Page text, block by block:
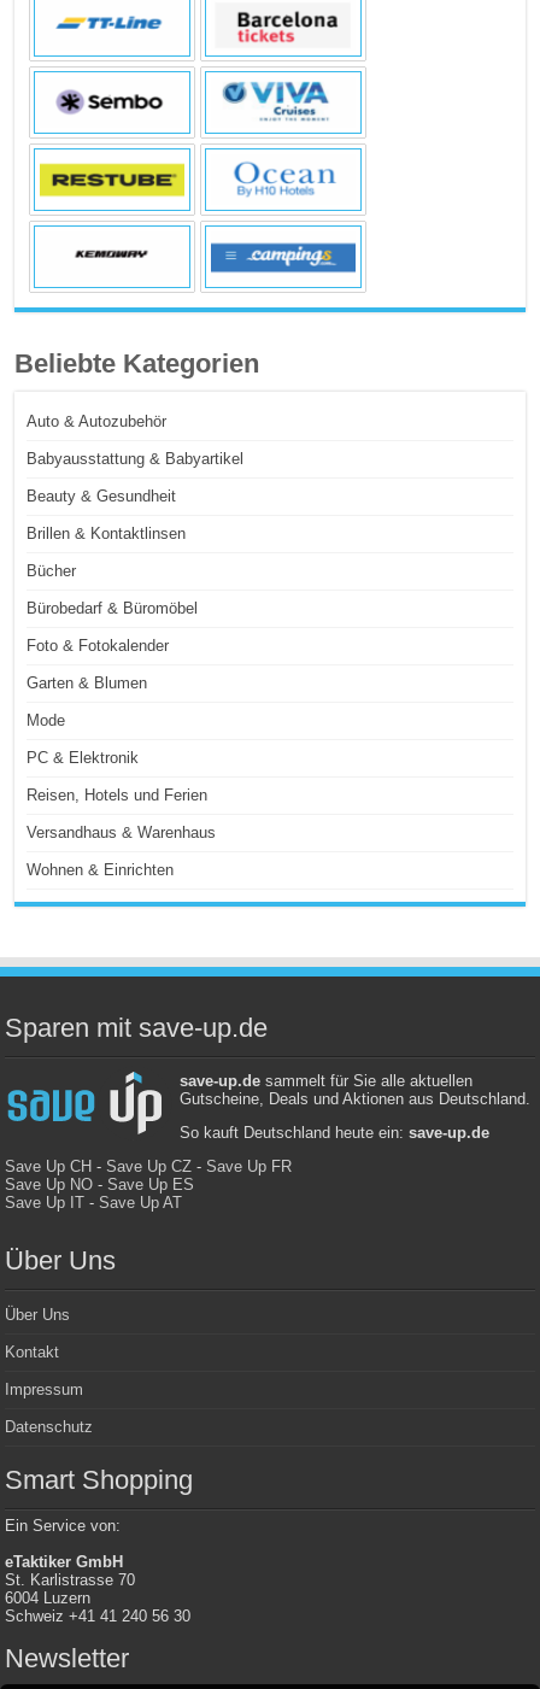
Beliebte Kategorien
Auto & Autozubehör
Babyausstattung & Babyartikel
Beauty & Gesundheit
Brillen & Kontaktlinsen
Bücher
Bürobedarf & Büromöbel
Foto & Fotokalender
Garten & Blumen
Mode
PC & Elektronik
Reisen, Hotels und Ferien
Versandhaus & Warenhaus
Wohnen & Einrichten
Sparen mit save-up.de
save-up.desammelt für Sie alle aktuellen
Gutscheine, Deals und Aktionen aus Deutschland.
So kauft Deutschland heute ein: save-up.de
Save Up CH -Save Up CZ -Save Up FR
Save Up NO -Save Up ES
Save Up IT -Save Up AT
Über Uns
Über Uns
Kontakt
Impressum
Datenschutz
Smart Shopping
Ein Service von:
eTaktiker GmbH
St. Karlistrasse 70
6004 Luzern
Schweiz +41 41 240 56 30
Newsletter